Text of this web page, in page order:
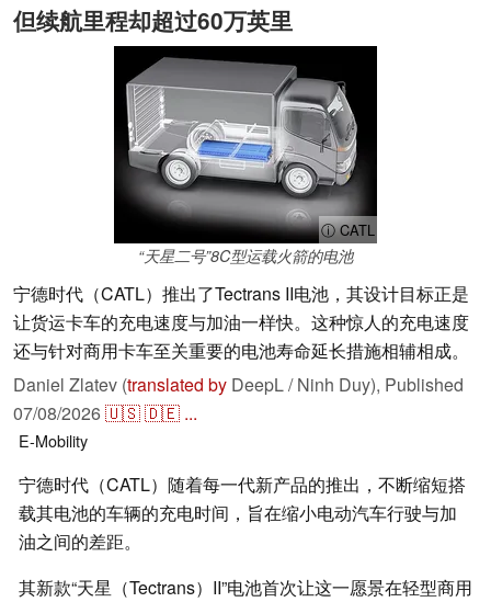
但续航里程却超过60万英里
ⓘ CATL
“天星二号”8C型运载火箭的电池
宁德时代（CATL）推出了Tectrans II电池，其设计目标正是
让货运卡车的充电速度与加油一样快。这种惊人的充电速度
还与针对商用卡车至关重要的电池寿命延长措施相辅相成。
Daniel Zlatev (translated by DeepL / Ninh Duy), Published
07/08/2026🇺🇸🇩🇪 ...
E-Mobility
宁德时代（CATL）随着每一代新产品的推出，不断缩短搭
载其电池的车辆的充电时间，旨在缩小电动汽车行驶与加
油之间的差距。
其新款“天星（Tectrans）II”电池首次让这一愿景在轻型商用